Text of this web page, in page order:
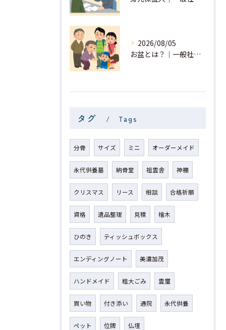
2026/08/05
お盆とは？｜一般社団法人 星月
タグ Tags
分骨 サイズ ミニ オーダーメイド
永代供養墓 納骨堂 祖霊舎 神棚
クリスマス リース 相談 合格祈願
資格 遺品整理 見積 檜木
ひのき ティッシュボックス
エンディングノート 美濃加茂
ハンドメイド 粗大ごみ 霊璽
買い物 付き添い 通院 永代供養
ペット 位牌 仏壇